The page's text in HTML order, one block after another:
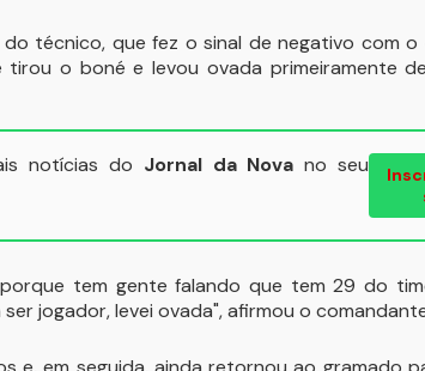
técnico, que fez o sinal de negativo com o
o boné e levou ovada primeiramente
notícias do Jornal da Nova no seu
tem gente falando que tem 29 do
jogador, levei ovada", afirmou o